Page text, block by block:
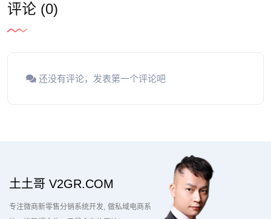
评论 (0)
还没有评论，发表第一个评论吧
土土哥 V2GR.COM
专注微商新零售分销系统开发 做私域电商系